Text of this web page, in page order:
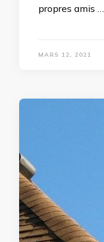
propres amis …
MARS 12, 2021